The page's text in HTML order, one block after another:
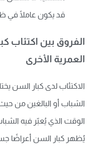
قد يكون عاملًا في
الفروق بين اكتئاب
العمرية الأخرى
الاكتئاب لدى كبار السن
الشباب أو البالغين من
الوقت الذي يُعبّر فيه
يُظهر كبار السن أعراضًا